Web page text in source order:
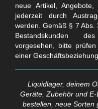
neue Artikel,
jederzeit durch
werden. Gemäß § 7 Abs.
Bestandskunden
vorgesehen, bitte
einer
Liquidlager, deinem
Geräte, Zubehör und
bestellen, neue Sorten